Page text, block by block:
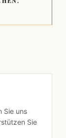
Sie uns
Sie